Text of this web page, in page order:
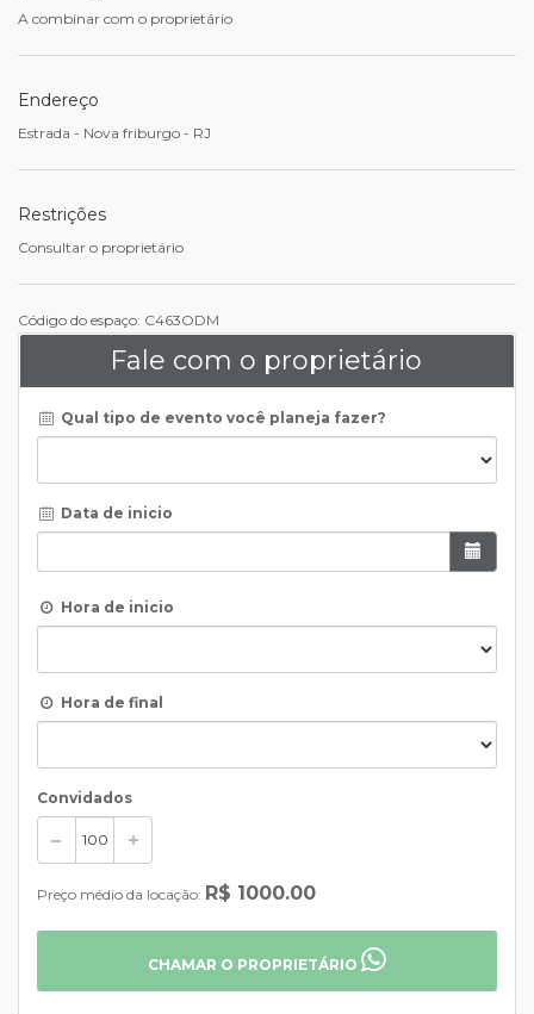
A combinar com o proprietário
Endereço
Estrada - Nova friburgo - RJ
Restrições
Consultar o proprietário
Código do espaço: C463ODM
Fale com o proprietário
Qual tipo de evento você planeja fazer?
Data de inicio
Hora de inicio
Hora de final
Convidados
Preço médio da locação: R$ 1000.00
CHAMAR O PROPRIETÁRIO